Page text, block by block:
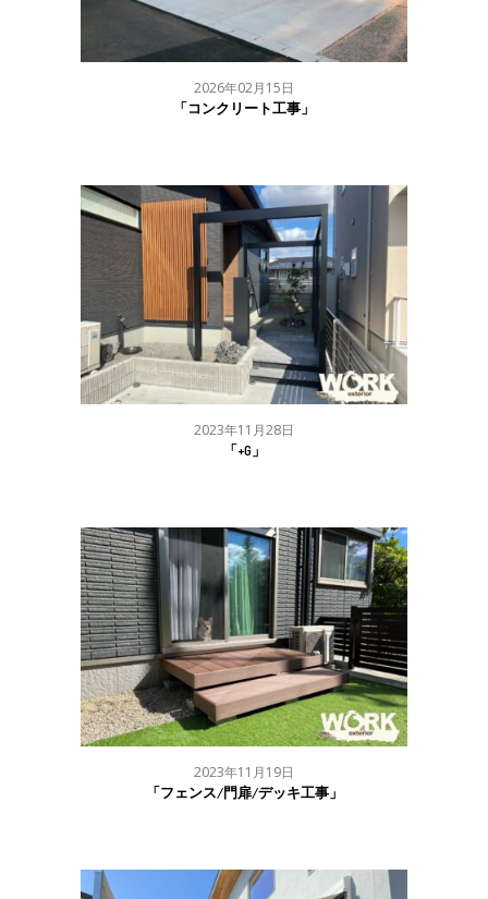
2026年02月15日
「コンクリート工事」
2023年11月28日
「+G」
2023年11月19日
「フェンス/門扉/デッキ工事」